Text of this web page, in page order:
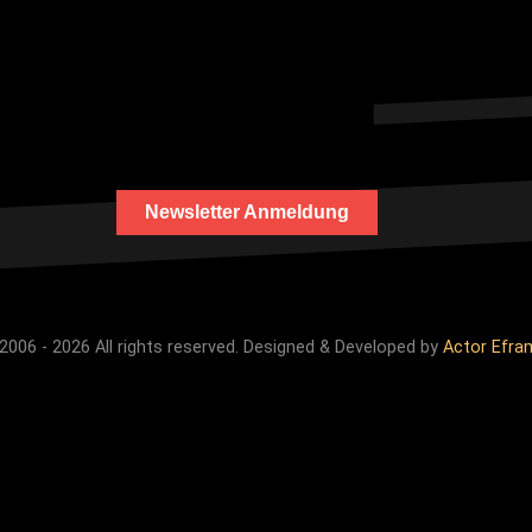
Newsletter Anmeldung
- 2026 All rights reserved. Designed & Developed by Actor